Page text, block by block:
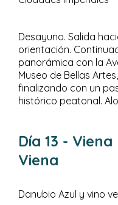
Desayuno. Salida
orientación.
panorámica con la
Museo de Bellas
finalizando con un
histórico peatonal.
Día 13 - Viena
Viena
Danubio Azul y vino